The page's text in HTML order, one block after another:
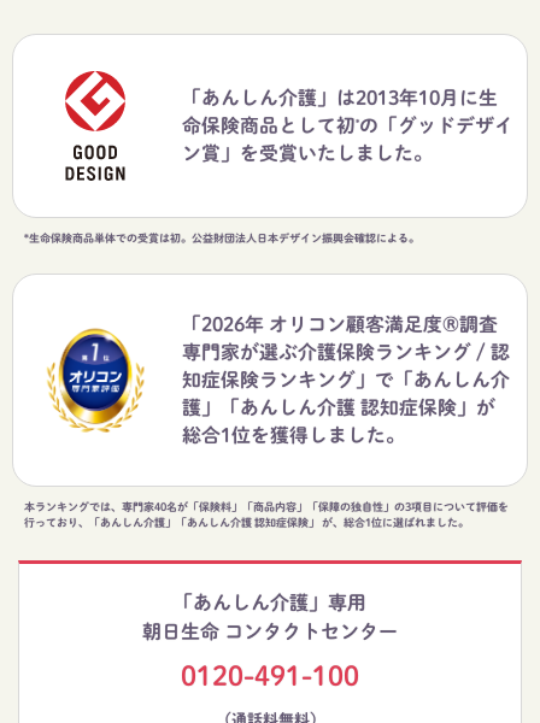
「あんしん介護」は2013年10月に生
命保険商品として初*の「グッドデザイ
ン賞」を受賞いたしました。
*生命保険商品単体での受賞は初。公益財団法人日本デザイン振興会確認による。
「2026年 オリコン顧客満足度®調査
専門家が選ぶ介護保険ランキング / 認
知症保険ランキング」で「あんしん介
護」「あんしん介護 認知症保険」が
総合1位を獲得しました。
本ランキングでは、専門家40名が「保険料」「商品内容」「保障の独自性」の3項目について評価を
行っており、「あんしん介護」「あんしん介護 認知症保険」 が、総合1位に選ばれました。
「あんしん介護」専用
朝日生命 コンタクトセンター
0120-491-100